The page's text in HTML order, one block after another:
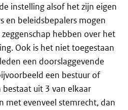
instelling alsof het zijn eigen
en beleidsbepalers mogen
hebben over het
Ook is het niet toegestaan
een doorslaggevende
een bestuur of
uit 3 van elkaar
met evenveel stemrecht, dan